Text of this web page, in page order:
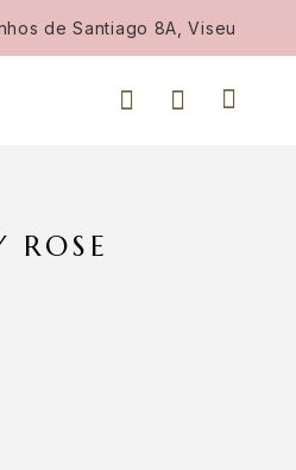
de Santiago 8A, Viseu
ROSE